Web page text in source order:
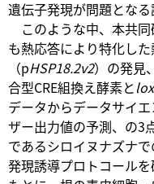
遺伝子発現が問題となる
このような中、本共同
も熱応答により特化し
（pHSP18.2v2）の発見
合型CRE組換え酵素と
データからデータサイ
ザー出力値の予測、の3
であるシロイヌナズナ
発現誘導プロトコール